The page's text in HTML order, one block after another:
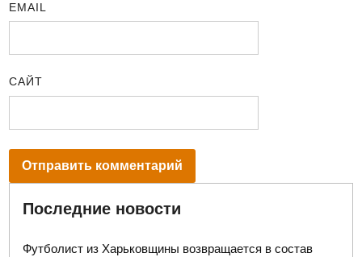
EMAIL
САЙТ
Последние новости
Футболист из Харьковщины возвращается в состав